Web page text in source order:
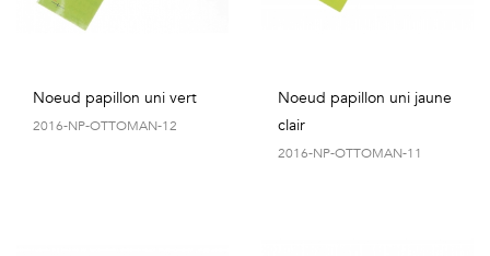
Noeud papillon uni vert
2016-NP-OTTOMAN-12
Noeud papillon uni jaune
clair
2016-NP-OTTOMAN-11